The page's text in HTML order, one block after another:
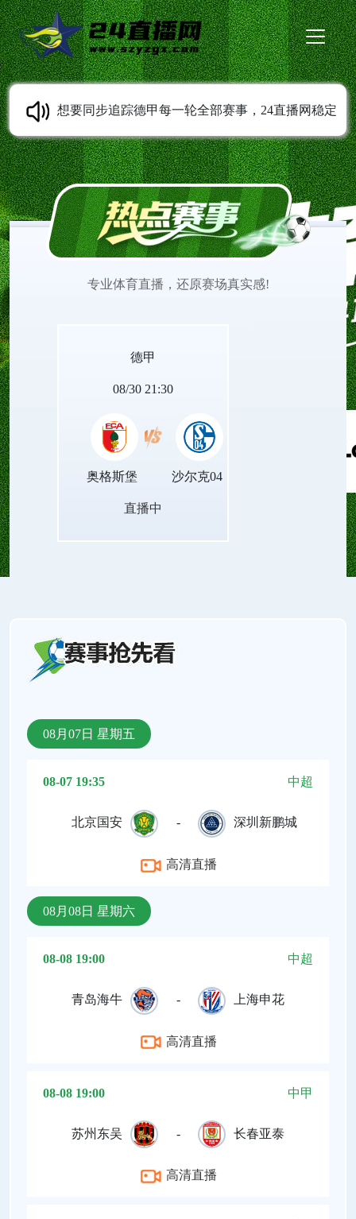
想要同步追踪德甲每一轮全部赛事，24直播网稳定
提供德甲直播服务。免费无插件高清直播随时可以
观看，多条线路灵活切换。平台持续同步赛程变动
专业体育直播，还原赛场真实感!
德甲
08/30 21:30
奥格斯堡 沙尔克04
直播中
08月07日 星期五
08-07 19:35 中超
北京国安 - 深圳新鹏城
高清直播
08月08日 星期六
08-08 19:00 中超
青岛海牛 - 上海申花
高清直播
08-08 19:00 中甲
苏州东吴 - 长春亚泰
高清直播